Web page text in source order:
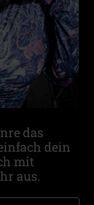
das
dein
mit
aus.